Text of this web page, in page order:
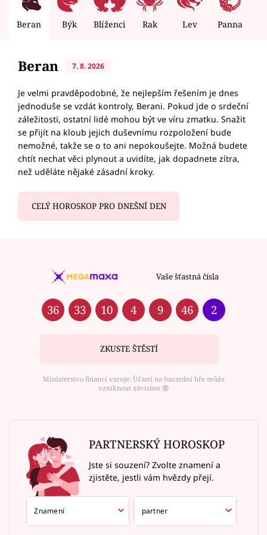
Beran Býk Blíženci Rak Lev Panna
Beran 7. 8. 2026
Je velmi pravděpodobné, že nejlepším řešením je dnes
jednoduše se vzdát kontroly, Berani. Pokud jde o srdeční
záležitosti, ostatní lidé mohou být ve víru zmatku. Snažit
se přijít na kloub jejich duševnímu rozpoložení bude
nemožné, takže se o to ani nepokoušejte. Možná budete
chtít nechat věci plynout a uvidíte, jak dopadnete zítra,
než uděláte nějaké zásadní kroky.
CELÝ HOROSKOP PRO DNEŠNÍ DEN
Vaše šťastná čísla
36 33 10 4 9 46 2
ZKUSTE ŠTĚSTÍ
Ministerstvo financí varuje: Účastí na hazardní hře může
vzniknout závislost ⑱
PARTNERSKÝ HOROSKOP
Jste si souzení? Zvolte znamení a
zjistěte, jestli vám hvězdy přejí.